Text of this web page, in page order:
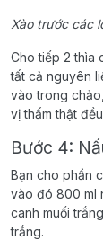
Xào trước các
Cho tiếp 2 thìa
tất cả nguyên
vào trong
vị thấm thật
Bước 4:
Bạn cho phần
vào đó 800 ml
canh muối
trắng.